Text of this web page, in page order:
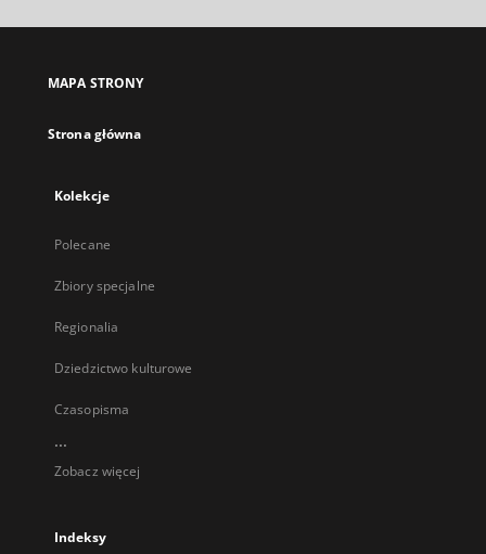
MAPA STRONY
Strona główna
Kolekcje
Polecane
Zbiory specjalne
Regionalia
Dziedzictwo kulturowe
Czasopisma
...
Zobacz więcej
Indeksy